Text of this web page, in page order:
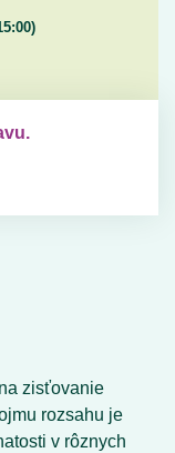
zisťovanie
rozsahu je
v rôznych